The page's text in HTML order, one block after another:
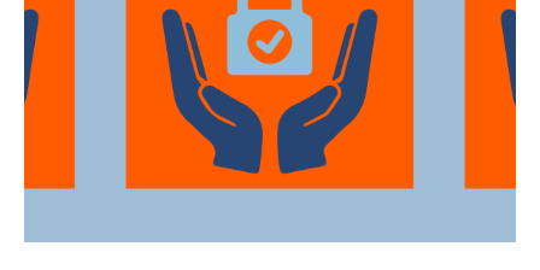
Nos comprometemos a manejar sus
pertenencias con el máximo cuidado,
desde el embalaje hasta la entrega final.